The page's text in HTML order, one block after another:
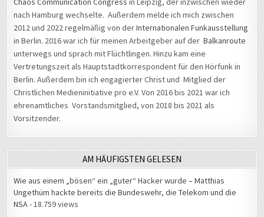
nach Hamburg wechselte. Außerdem melde ich mich zwischen
2012 und 2022 regelmäßig von derInternationalen Funkausstellung
in Berlin. 2016 war ich für meinen Arbeitgeber auf derBalkanroute
unterwegs und sprach mit Flüchtlingen. Hinzu kam eine
Vertretungszeit als Hauptstadtkorrespondent für den Hörfunk in
Berlin. Außerdem bin ich engagierter Christ und Mitglied der
Christlichen Medieninitiative pro e.V. Von 2016 bis 2021 war ich
ehrenamtliches Vorstandsmitglied, von 2018 bis 2021 als
Vorsitzender.
AM HÄUFIGSTEN GELESEN
Wie aus einem „bösen“ ein „guter“ Hacker wurde – Matthias
Ungethüm hackte bereits die Bundeswehr, die Telekom und die
NSA- 18.759 views